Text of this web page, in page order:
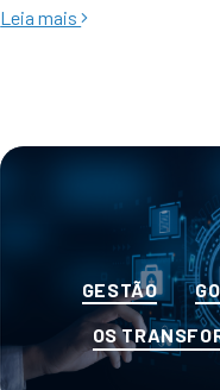
Leia mais
CategoriasGESTÃO
OS